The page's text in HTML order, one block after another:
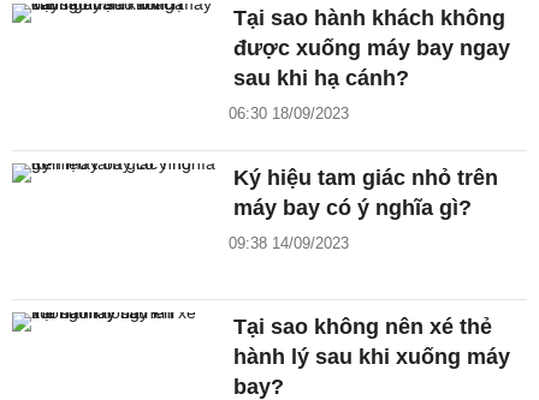
Tại sao hành khách không
được xuống máy bay ngay
sau khi hạ cánh?
06:30 18/09/2023
Ký hiệu tam giác nhỏ trên
máy bay có ý nghĩa gì?
09:38 14/09/2023
Tại sao không nên xé thẻ
hành lý sau khi xuống máy
bay?